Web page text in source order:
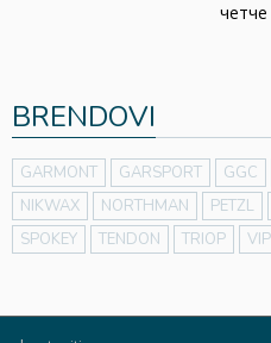
BRENDOVI
GARMONT GARSPORT GGC
NIKWAX
NORTHMAN PETZL
SPOKEY
TENDON TRIOP